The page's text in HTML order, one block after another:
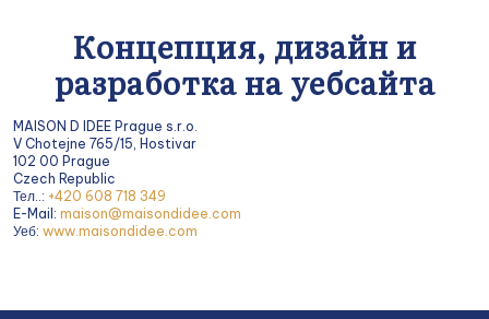
Концепция, дизайн и
разработка на уебсайта
MAISON D IDEE Prague s.r.o.
V Chotejne 765/15, Hostivar
102 00 Prague
Czech Republic
Тел..: +420 608 718 349
E-Mail: maison@maisondidee.com
Уеб: www.maisondidee.com